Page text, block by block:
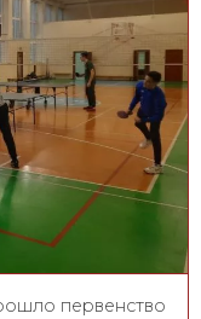
первенство